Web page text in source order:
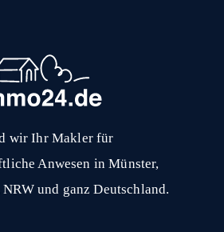
wir Ihr Makler für
Anwesen in Münster,
und ganz Deutschland.